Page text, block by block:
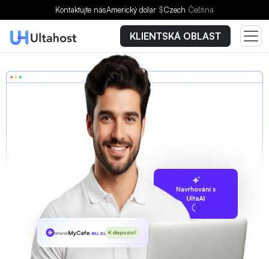
Kontaktujte násAmerický dolar $Czech Čeština
KLIENTSKÁ OBLAST
Navrhování s
UltaAI
wwwMyCafe.eu.comK dispozici!